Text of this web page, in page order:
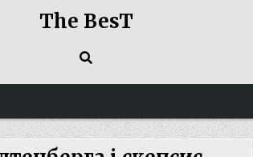
The BesT